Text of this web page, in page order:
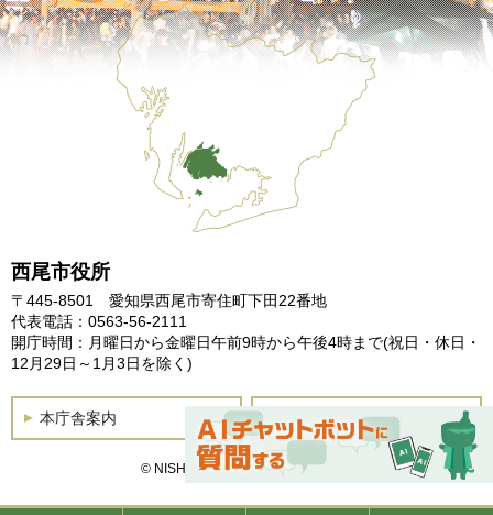
西尾市役所
〒445-8501 愛知県西尾市寄住町下田22番地
代表電話：0563-56-2111
開庁時間：月曜日から金曜日午前9時から午後4時まで(祝日・休日・
12月29日～1月3日を除く)
本庁舎案内 土曜開庁
© NISHIO City, All Rights Reserved.